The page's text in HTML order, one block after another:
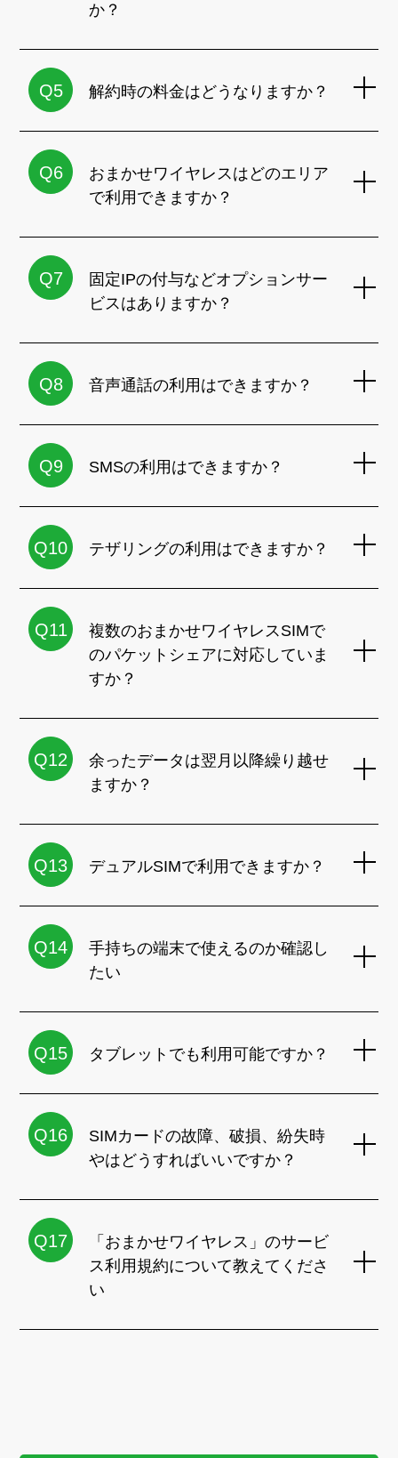
か？
Q5 解約時の料金はどうなりますか？
Q6
おまかせワイヤレスはどのエリア
で利用できますか？
Q7
固定IPの付与などオプションサー
ビスはありますか？
Q8 音声通話の利用はできますか？
Q9 SMSの利用はできますか？
Q10 テザリングの利用はできますか？
Q11
複数のおまかせワイヤレスSIMで
のパケットシェアに対応していま
すか？
Q12
余ったデータは翌月以降繰り越せ
ますか？
Q13 デュアルSIMで利用できますか？
Q14
手持ちの端末で使えるのか確認し
たい
Q15 タブレットでも利用可能ですか？
Q16
SIMカードの故障、破損、紛失時
やはどうすればいいですか？
Q17
「おまかせワイヤレス」のサービ
ス利用規約について教えてくださ
い